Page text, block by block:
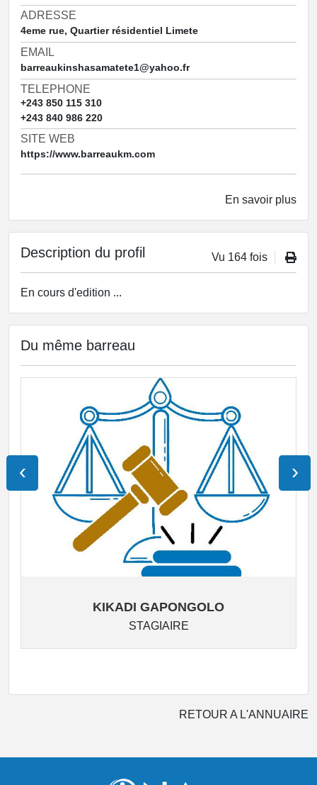
ADRESSE
4eme rue, Quartier résidentiel Limete
EMAIL
barreaukinshasamatete1@yahoo.fr
TELEPHONE
+243 850 115 310
+243 840 986 220
SITE WEB
https://www.barreaukm.com
En savoir plus
Description du profil Vu 164 fois
En cours d'edition ...
Du même barreau
KIKADI GAPONGOLO
STAGIAIRE
‹ ›
RETOUR A L'ANNUAIRE